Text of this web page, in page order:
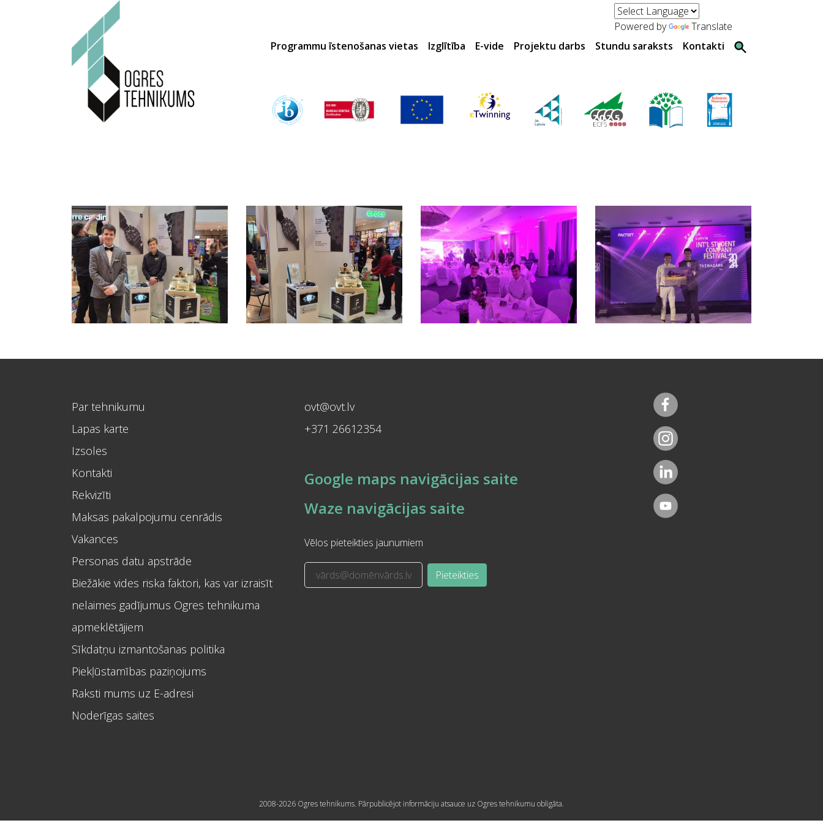
Powered by
Translate
Programmu īstenošanas vietas
Izglītība E-vide Projektu darbs Stundu saraksts Kontakti
Par tehnikumu
Lapas karte
Izsoles
Kontakti
Rekvizīti
Maksas pakalpojumu cenrādis
Vakances
Personas datu apstrāde
Biežākie vides riska faktori, kas var izraisīt
nelaimes gadījumus Ogres tehnikuma
apmeklētājiem
Sīkdatņu izmantošanas politika
Piekļūstamības paziņojums
Raksti mums uz E-adresi
Noderīgas saites
ovt@ovt.lv
+371 26612354
Google maps navigācijas saite
Waze navigācijas saite
Vēlos pieteikties jaunumiem
Pieteikties
2008-2026 Ogres tehnikums. Pārpublicējot informāciju atsauce uz Ogres tehnikumu obligāta.